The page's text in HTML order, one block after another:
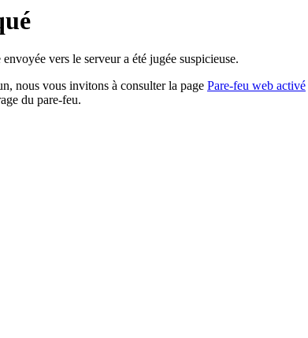
vers le serveur a été jugée suspicieuse.
nous vous invitons à consulter la page Pare-feu web activé
du pare-feu.